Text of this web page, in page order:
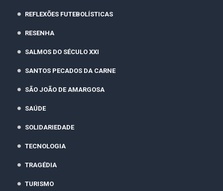
REFLEXÕES FUTEBOLÍSTICAS
RESENHA
SALMOS DO SÉCULO XXI
SANTOS PECADOS DA CARNE
SÃO JOÃO DE AMARGOSA
SAÚDE
SOLIDARIEDADE
TECNOLOGIA
TRAGÉDIA
TURISMO